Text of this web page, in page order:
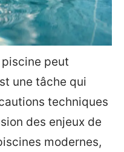
piscine peut
une tâche qui
techniques
des enjeux de
modernes,